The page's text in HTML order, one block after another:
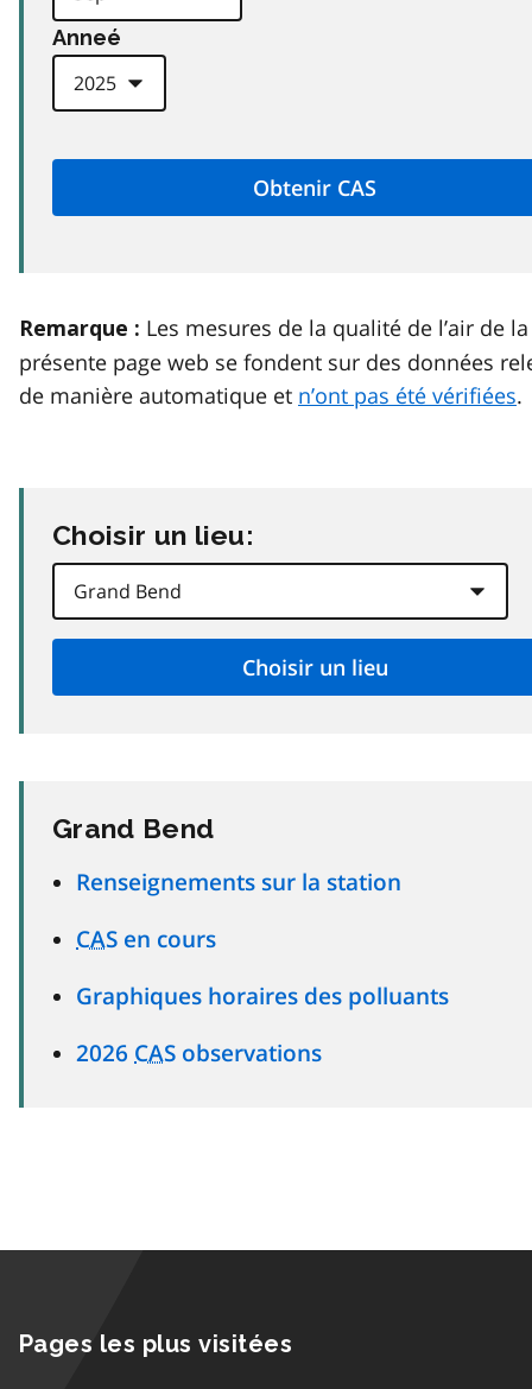
Anneé
Remarque : Les mesures de la qualité de l’air de la
présente page web se fondent sur des données
de manière automatique et n’ont pas été vérifiées.
Choisir un lieu:
Grand Bend
Renseignements sur la station
CAS en cours
Graphiques horaires des polluants
2026 CAS observations
Pages les plus visitées